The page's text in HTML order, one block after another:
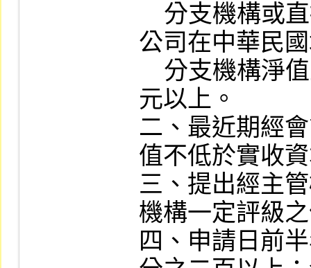
公司在中華民
元以上。
二、最近期經
值不低於實收
三、提出經主
機構一定評級
四、申請日前